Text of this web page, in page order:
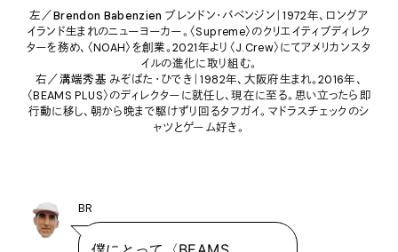
左／Brendon Babenzienブレンドン・バベンジン｜1972年、ロングア
イランド生まれのニューヨーカー。〈Supreme〉のクリエイティブディレク
ターを務め、〈NOAH〉を創業。2021年より〈J.Crew〉にてアメリカンスタ
イルの進化に取り組む。
右／溝端秀基 みぞばた・ひでき｜1982年、大阪府生まれ。2016年、
〈BEAMS PLUS〉のディレクターに就任し、現在に至る。思い立ったら即
行動に移し、朝から晩まで駆けずり回るタフガイ。マドラスチェックのシ
ャツとゲーム好き。
BR